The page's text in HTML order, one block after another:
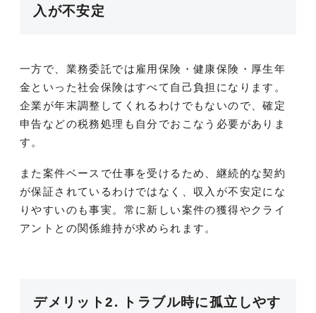
入が不安定
一方で、業務委託では雇用保険・健康保険・厚生年
金といった社会保険はすべて自己負担になります。
企業が年末調整してくれるわけでもないので、確定
申告などの税務処理も自分でおこなう必要がありま
す。
また案件ベースで仕事を受けるため、継続的な契約
が保証されているわけではなく、収入が不安定にな
りやすいのも事実。常に新しい案件の獲得やクライ
アントとの関係維持が求められます。
デメリット2. トラブル時に孤立しやす